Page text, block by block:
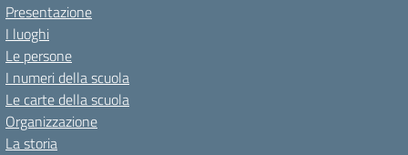
Presentazione
I luoghi
Le persone
I numeri della scuola
Le carte della scuola
Organizzazione
La storia